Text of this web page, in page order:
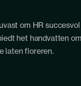
om HR succesvol
het handvatten om
laten floreren.